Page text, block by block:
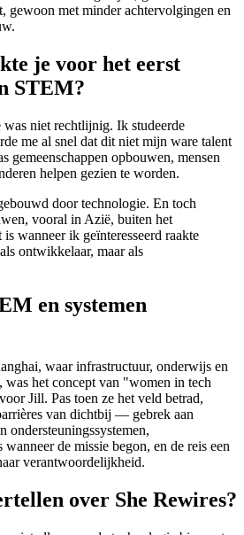
gewoon met minder achtervolgingen en
je voor het eerst
STEM?
niet rechtlijnig. Ik studeerde
me al snel dat dit niet mijn ware talent
gemeenschappen opbouwen, mensen
helpen gezien te worden.
door technologie. En toch
vooral in Azië, buiten het
wanneer ik geïnteresseerd raakte
ontwikkelaar, maar als
en systemen
waar infrastructuur, onderwijs en
was het concept van "women in tech
Jill. Pas toen ze het veld betrad,
van dichtbij — gebrek aan
ondersteuningssystemen,
de missie begon, en de reis een
verantwoordelijkheid.
over She Rewires?